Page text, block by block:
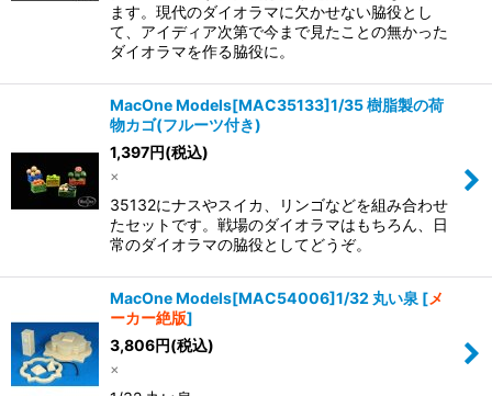
ます。現代のダイオラマに欠かせない脇役とし
て、アイディア次第で今まで見たことの無かった
ダイオラマを作る脇役に。
MacOne Models[MAC35133]1/35 樹脂製の荷
物カゴ(フルーツ付き)
1,397円(税込)
×
35132にナスやスイカ、リンゴなどを組み合わせ
たセットです。戦場のダイオラマはもちろん、日
常のダイオラマの脇役としてどうぞ。
MacOne Models[MAC54006]1/32 丸い泉 [メ
ーカー絶版]
3,806円(税込)
×